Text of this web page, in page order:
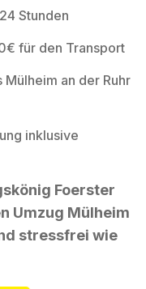
Stunden
für den Transport
an der Ruhr
inklusive
Foerster
Umzug Mülheim
stressfrei wie